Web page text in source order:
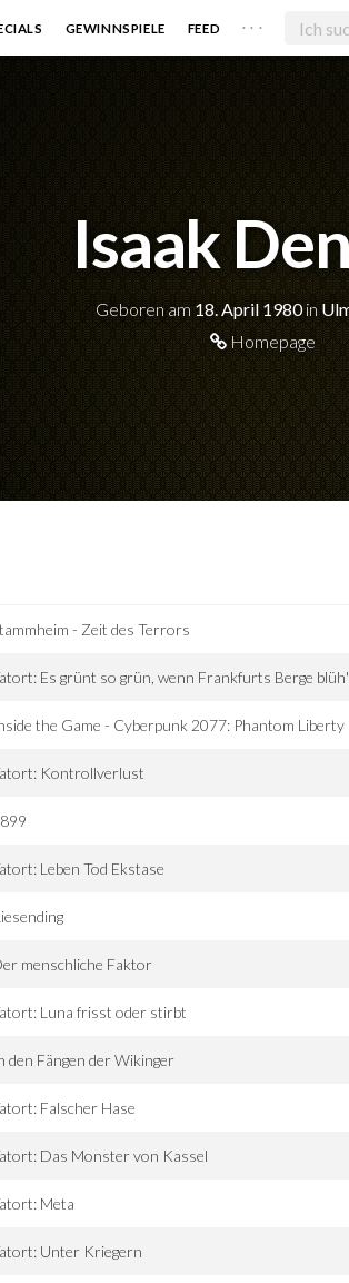
GEWINNSPIELE FEED . . .
Isaak
Geboren am 18. April 1980in
Homepage
- Zeit des Terrors
Es grünt so grün, wenn Frankfurts Berge
the Game - Cyberpunk 2077: Phantom Liberty
Kontrollverlust
Leben Tod Ekstase
menschliche Faktor
Luna frisst oder stirbt
den Fängen der Wikinger
Falscher Hase
Das Monster von Kassel
Meta
Unter Kriegern